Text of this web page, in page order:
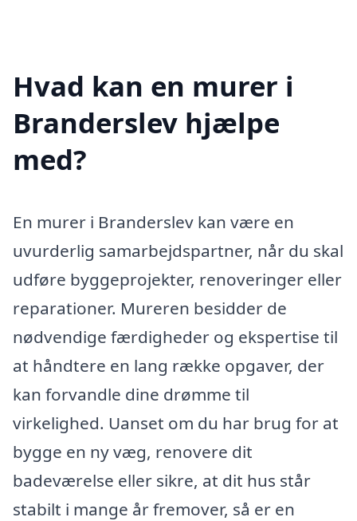
Hvad kan en murer i
Branderslev hjælpe
med?
En murer i Branderslev kan være en
uvurderlig samarbejdspartner, når du skal
udføre byggeprojekter, renoveringer eller
reparationer. Mureren besidder de
nødvendige færdigheder og ekspertise til
at håndtere en lang række opgaver, der
kan forvandle dine drømme til
virkelighed. Uanset om du har brug for at
bygge en ny væg, renovere dit
badeværelse eller sikre, at dit hus står
stabilt i mange år fremover, så er en